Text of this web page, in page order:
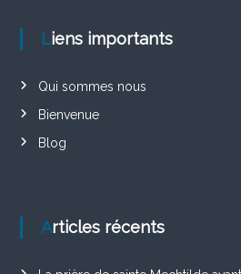
Liens importants
Qui sommes nous
Bienvenue
Blog
Articles récents